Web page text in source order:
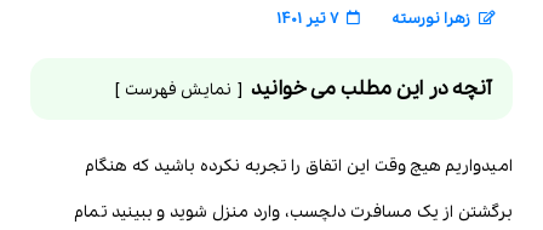
زهرا نورسته
7 تیر 1401
آنچه در این مطلب می خوانید نمایش فهرست
امیدواریم هیچ وقت این اتفاق را تجربه نکرده باشید که هنگام
برگشتن از یک مسافرت دلچسب، وارد منزل شوید و ببینید تمام